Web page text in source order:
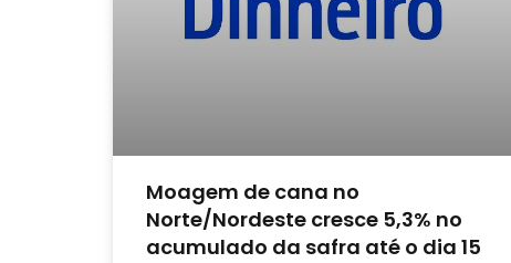
Moagem de cana no
Norte/Nordeste cresce 5,3% no
acumulado da safra até o dia 15